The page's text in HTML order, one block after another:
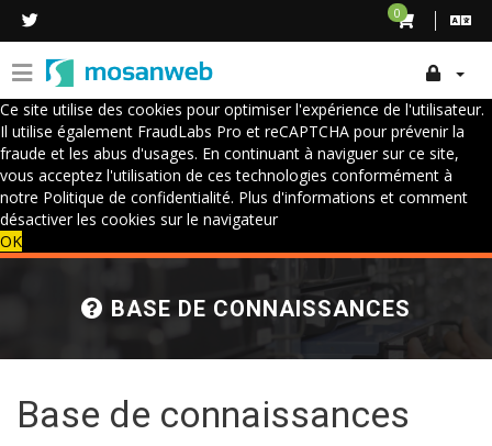
Ce site utilise des cookies pour optimiser l'expérience de l'utilisateur.
Il utilise également FraudLabs Pro et reCAPTCHA pour prévenir la
fraude et les abus d'usages. En continuant à naviguer sur ce site,
vous acceptez l'utilisation de ces technologies conformément à
notre Politique de confidentialité. Plus d'informations et comment
désactiver les cookies sur le navigateur
OK
0
BASE DE CONNAISSANCES
Base de connaissances